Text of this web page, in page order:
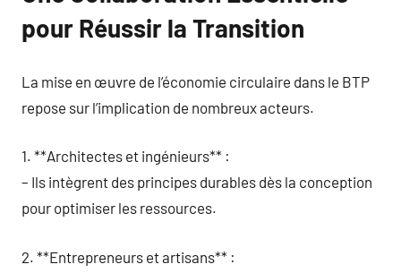
pour Réussir la Transition
La mise en œuvre de l’économie circulaire dans le BTP
repose sur l’implication de nombreux acteurs.
1. **Architectes et ingénieurs** :
– Ils intègrent des principes durables dès la conception
pour optimiser les ressources.
2. **Entrepreneurs et artisans** :